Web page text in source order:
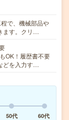
で、機械部品や
ます。クリ…
OK！履歴書不要
どを入力す…
50代 60代